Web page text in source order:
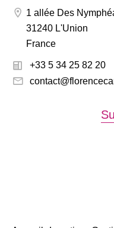
1 allée Des
31240 L'Union
France
+33 5 34 25 82 20